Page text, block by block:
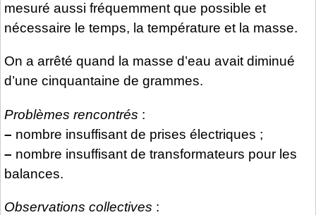
mesuré aussi fréquemment que possible et
nécessaire le temps, la température et la masse.
On a arrêté quand la masse d’eau avait diminué
d’une cinquantaine de grammes.
Problèmes rencontrés :
– nombre insuffisant de prises électriques ;
– nombre insuffisant de transformateurs pour les
balances.
Observations collectives :